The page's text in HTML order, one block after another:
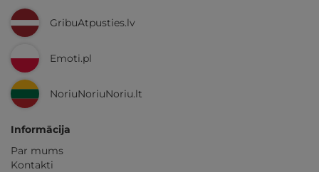
GribuAtpusties.lv
Emoti.pl
NoriuNoriuNoriu.lt
Informācija
Par mums
Kontakti